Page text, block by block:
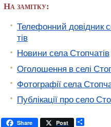
На замітку:
Телефонний довідник
тів
Новини села Стопчатів
Оголошення в селі
Фотографії села
Публікації про село
Share Post